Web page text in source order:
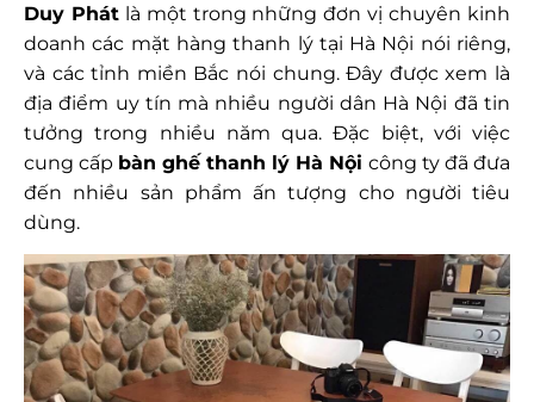
Duy Phátlà một trong những đơn vị chuyên kinh
doanh các mặt hàng thanh lý tại Hà Nội nói riêng,
và các tỉnh miền Bắc nói chung. Đây được xem là
địa điểm uy tín mà nhiều người dân Hà Nội đã tin
tưởng trong nhiều năm qua. Đặc biệt, với việc
cung cấp bàn ghế thanh lý Hà Nội công ty đã đưa
đến nhiều sản phẩm ấn tượng cho người tiêu
dùng.